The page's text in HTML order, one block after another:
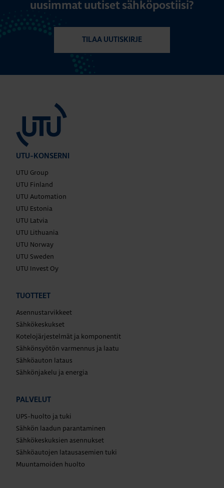
uusimmat uutiset sähköpostiisi?
TILAA UUTISKIRJE
UTU-KONSERNI
UTU Group
UTU Finland
UTU Automation
UTU Estonia
UTU Latvia
UTU Lithuania
UTU Norway
UTU Sweden
UTU Invest Oy
TUOTTEET
Asennustarvikkeet
Sähkökeskukset
Kotelojärjestelmät ja komponentit
Sähkönsyötön varmennus ja laatu
Sähköauton lataus
Sähkönjakelu ja energia
PALVELUT
UPS-huolto ja tuki
Sähkön laadun parantaminen
Sähkökeskuksien asennukset
Sähköautojen latausasemien tuki
Muuntamoiden huolto